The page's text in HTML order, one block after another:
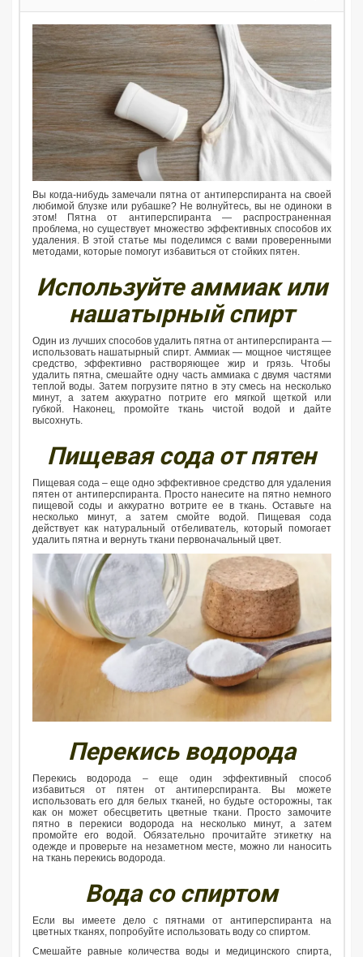
Вы когда-нибудь замечали пятна от антиперспиранта на своей
любимой блузке или рубашке? Не волнуйтесь, вы не одиноки в
этом! Пятна от антиперспиранта — распространенная
проблема, но существует множество эффективных способов их
удаления. В этой статье мы поделимся с вами проверенными
методами, которые помогут избавиться от стойких пятен.
Используйте аммиак или
нашатырный спирт
Один из лучших способов удалить пятна от антиперспиранта —
использовать нашатырный спирт. Аммиак — мощное чистящее
средство, эффективно растворяющее жир и грязь. Чтобы
удалить пятна, смешайте одну часть аммиака с двумя частями
теплой воды. Затем погрузите пятно в эту смесь на несколько
минут, а затем аккуратно потрите его мягкой щеткой или
губкой. Наконец, промойте ткань чистой водой и дайте
высохнуть.
Пищевая сода от пятен
Пищевая сода – еще одно эффективное средство для удаления
пятен от антиперспиранта. Просто нанесите на пятно немного
пищевой соды и аккуратно вотрите ее в ткань. Оставьте на
несколько минут, а затем смойте водой. Пищевая сода
действует как натуральный отбеливатель, который помогает
удалить пятна и вернуть ткани первоначальный цвет.
Перекись водорода
Перекись водорода – еще один эффективный способ
избавиться от пятен от антиперспиранта. Вы можете
использовать его для белых тканей, но будьте осторожны, так
как он может обесцветить цветные ткани. Просто замочите
пятно в перекиси водорода на несколько минут, а затем
промойте его водой. Обязательно прочитайте этикетку на
одежде и проверьте на незаметном месте, можно ли наносить
на ткань перекись водорода.
Вода со спиртом
Если вы имеете дело с пятнами от антиперспиранта на
цветных тканях, попробуйте использовать воду со спиртом.
Смешайте равные количества воды и медицинского спирта,